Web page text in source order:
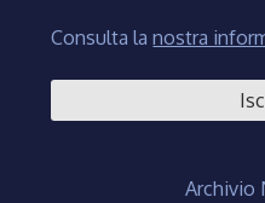
Consulta lanostra
Archivio